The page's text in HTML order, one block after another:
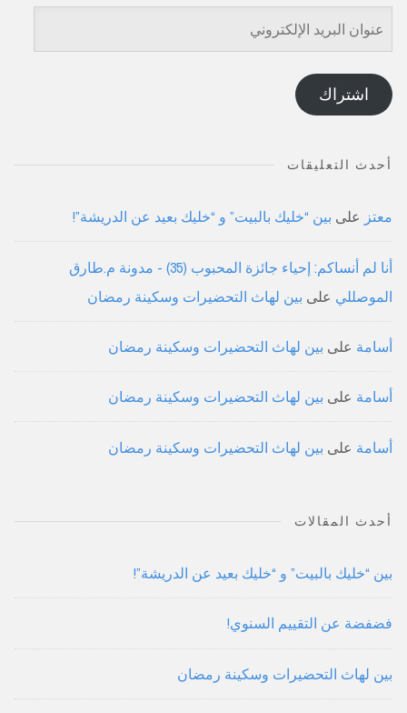
عنوان
البريد
الإلكتروني
اشتراك
أحدث التعليقات
معتز على بين “خليك بالبيت” و “خليك بعيد عن الدريشة”!
أنا لم أنساكم: إحياء جائزة المحبوب (35) - مدونة م.طارق
الموصللي على بين لهاث التحضيرات وسكينة رمضان
أسامة على بين لهاث التحضيرات وسكينة رمضان
أسامة على بين لهاث التحضيرات وسكينة رمضان
أسامة على بين لهاث التحضيرات وسكينة رمضان
أحدث المقالات
بين “خليك بالبيت” و “خليك بعيد عن الدريشة”!
فضفضة عن التقييم السنوي!
بين لهاث التحضيرات وسكينة رمضان